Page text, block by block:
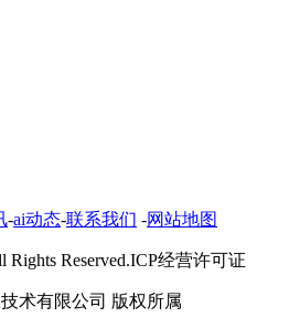
-ai动态-联系我们 -网站地图
Rights Reserved.ICP经营许可证
术有限公司 版权所属